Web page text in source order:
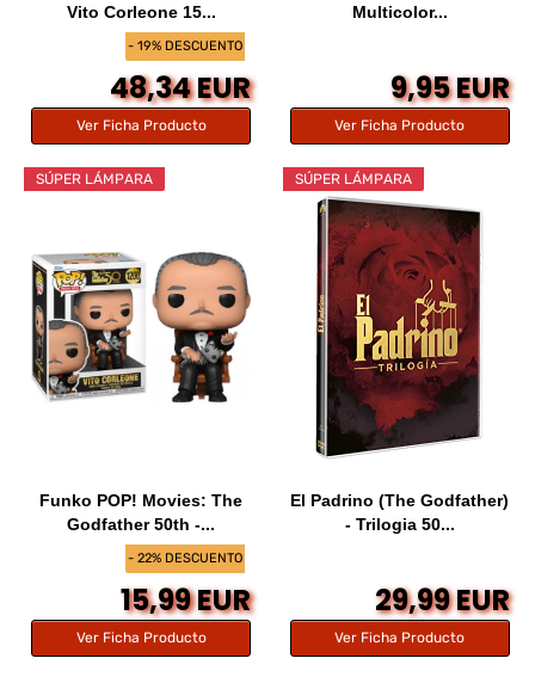
- 19% DESCUENTO
Vito Corleone 15...
48,34 EUR
Ver Ficha Producto
Multicolor...
9,95 EUR
Ver Ficha Producto
- 22% DESCUENTO
SÚPER LÁMPARA
Funko POP! Movies: The
Godfather 50th -...
15,99 EUR
Ver Ficha Producto
SÚPER LÁMPARA
El Padrino (The Godfather)
- Trilogia 50...
29,99 EUR
Ver Ficha Producto